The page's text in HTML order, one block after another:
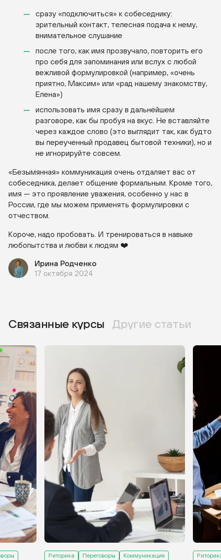
сразу «подключиться» к собеседнику:
зрительный контакт, телесная подача к нему,
внимательное слушание
после того, как имя прозвучало, повторить его
про себя для запоминания или вслух с любой
вежливой формулировкой (например, «очень
приятно, Максим» или «рад нашему знакомству,
Елена»)
использовать имя сразу в дальнейшем
разговоре, как бы пробуя на вкус. Не вставляйте
через каждое слово (это выглядит так, как будто
вы переученный продавец бытовой техники), но и
не игнорируйте совсем.
«Безымянная» коммуникация очень отдаляет вас от
собеседника, делает общение формальным. Кроме того,
имя — это проявление уважения, особенно у нас в
России, где мы можем применять формулировки с
отчеством.
Короче, надо пробовать. И тренироваться в навыке
любопытства и любви к людям ❤️
Ирина Родченко
17 октября 2024
Связанные курсы Другие статьи
Риторика Переговоры Коммуникация